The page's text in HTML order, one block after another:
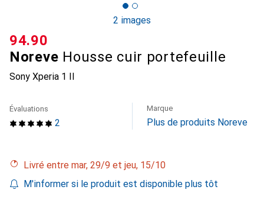
2 images
Noreve Housse cuir portefeuille
Sony Xperia 1 II
CHF
94.90
2
Évaluations Marque
Plus de produits Noreve
Livré entre mar, 29/9 et jeu, 15/10
M'informer si le produit est disponible plus tôt